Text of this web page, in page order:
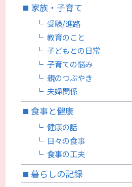
家族・子育て
受験/進路
教育のこと
子どもとの日常
子育ての悩み
親のつぶやき
夫婦関係
食事と健康
健康の話
日々の食事
食事の工夫
暮らしの記録